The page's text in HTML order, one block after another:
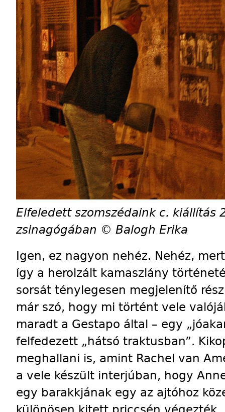
Elfeledett szomszédaink c. kiállítás
zsinagógában © Balogh Erika
Igen, ez nagyon nehéz. Nehéz,
így a heroizált kamaszlány
sorsát ténylegesen megjelenítő
már szó, hogy mi történt vele
maradt a Gestapo által – egy
felfedezett „hátsó traktusban”.
meghallani is, amint Rachel van
a vele készült interjúban, hogy
egy barakkjának egy az ajtóhoz